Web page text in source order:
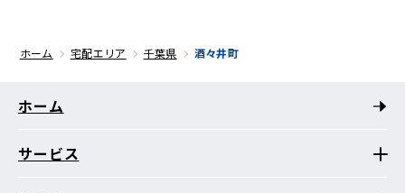
ホーム 宅配エリア 千葉県 酒々井町
ホーム
サービス